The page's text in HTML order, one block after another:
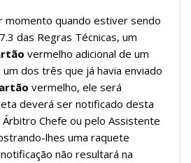
momento quando estiver sendo
das Regras Técnicas, um
vermelho adicional de um
dos três que já havia enviado
vermelho, ele será
deverá ser notificado desta
Chefe ou pelo Assistente
lhes uma raquete
não resultará na